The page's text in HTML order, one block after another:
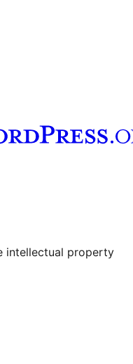
intellectual property